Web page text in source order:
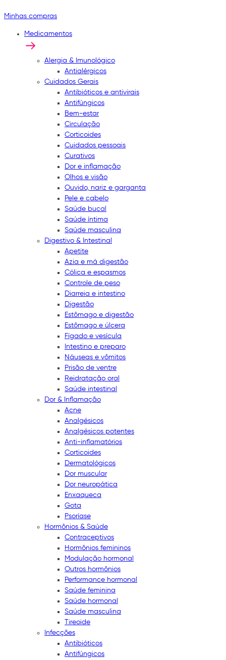
Minhas compras
Medicamentos
Alergia & Imunológico
Antialérgicos
Cuidados Gerais
Antibióticos e antivirais
Antifúngicos
Bem-estar
Circulação
Corticoides
Cuidados pessoais
Curativos
Dor e inflamação
Olhos e visão
Ouvido, nariz e garganta
Pele e cabelo
Saúde bucal
Saúde íntima
Saúde masculina
Digestivo & Intestinal
Apetite
Azia e má digestão
Cólica e espasmos
Controle de peso
Diarreia e intestino
Digestão
Estômago e digestão
Estômago e úlcera
Fígado e vesícula
Intestino e preparo
Náuseas e vômitos
Prisão de ventre
Reidratação oral
Saúde intestinal
Dor & Inflamação
Acne
Analgésicos
Analgésicos potentes
Anti-inflamatórios
Corticoides
Dermatológicos
Dor muscular
Dor neuropática
Enxaqueca
Gota
Psoríase
Hormônios & Saúde
Contraceptivos
Hormônios femininos
Modulação hormonal
Outros hormônios
Performance hormonal
Saúde feminina
Saúde hormonal
Saúde masculina
Tireoide
Infecções
Antibióticos
Antifúngicos